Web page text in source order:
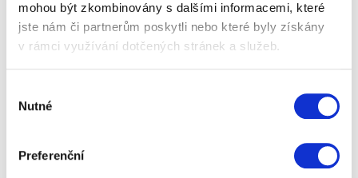
mohou být zkombinovány s dalšími informacemi, které
jste nám či partnerům poskytli nebo které byly získány
v rámci využívání dotčených stránek a služeb.
souhlasu
Nutné
Preferenční